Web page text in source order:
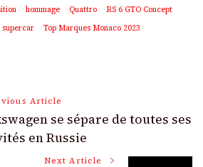
hommage Quattro
RS 6 GTO Concept
supercar
Top Marques Monaco 2023
Article
se sépare de toutes ses
en Russie
Next Article